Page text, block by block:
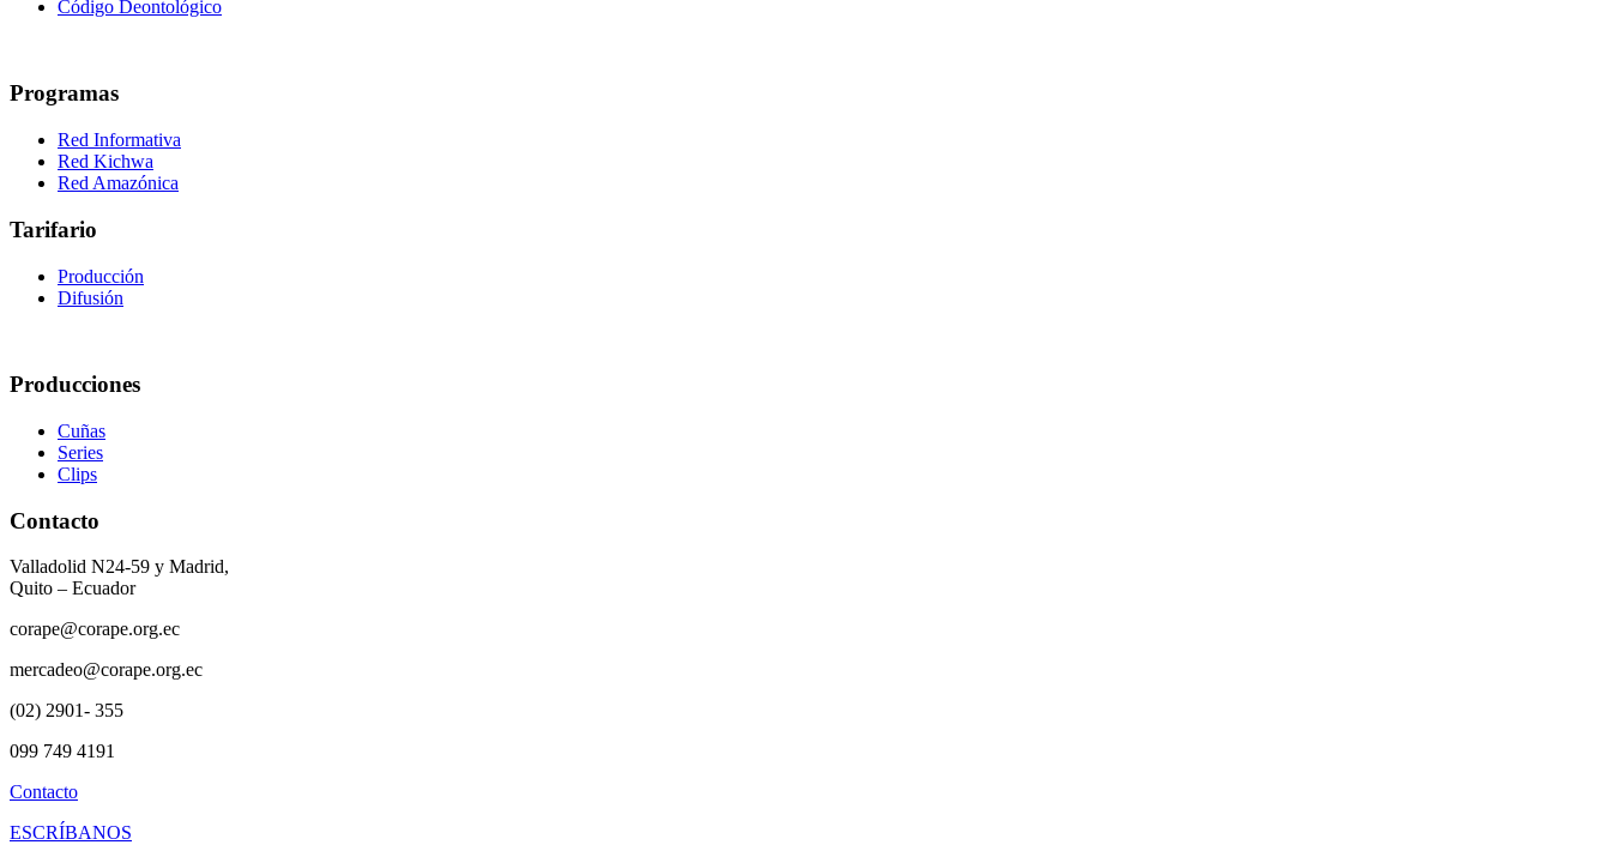
Código Deontológico
Programas
Red Informativa
Red Kichwa
Red Amazónica
Tarifario
Producción
Difusión
Producciones
Cuñas
Series
Clips
Contacto
Valladolid N24-59 y Madrid,
Quito – Ecuador
corape@corape.org.ec
mercadeo@corape.org.ec
(02) 2901- 355
099 749 4191
Contacto
ESCRÍBANOS